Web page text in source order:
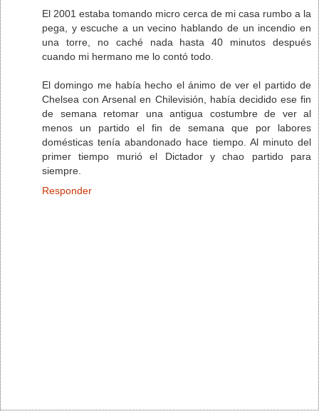
El 2001 estaba tomando micro cerca de mi casa rumbo a la
pega, y escuche a un vecino hablando de un incendio en
una torre, no caché nada hasta 40 minutos después
cuando mi hermano me lo contó todo.
El domingo me había hecho el ánimo de ver el partido de
Chelsea con Arsenal en Chilevisión, había decidido ese fin
de semana retomar una antigua costumbre de ver al
menos un partido el fin de semana que por labores
domésticas tenía abandonado hace tiempo. Al minuto del
primer tiempo murió el Dictador y chao partido para
siempre.
Responder